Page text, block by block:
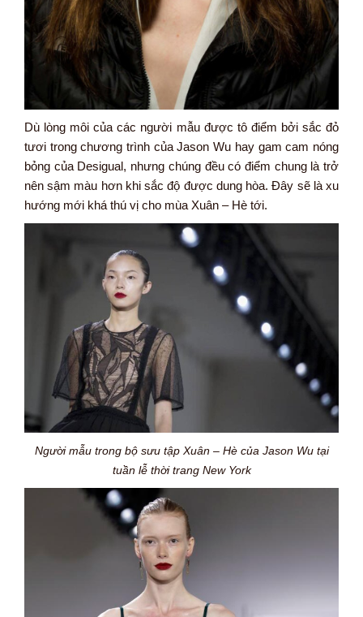
Dù lòng môi của các người mẫu được tô điểm bởi sắc đỏ
tươi trong chương trình của Jason Wu hay gam cam nóng
bỏng của Desigual, nhưng chúng đều có điểm chung là trở
nên sậm màu hơn khi sắc độ được dung hòa. Đây sẽ là xu
hướng mới khá thú vị cho mùa Xuân – Hè tới.
Người mẫu trong bộ sưu tập Xuân – Hè của Jason Wu tại
tuần lễ thời trang New York